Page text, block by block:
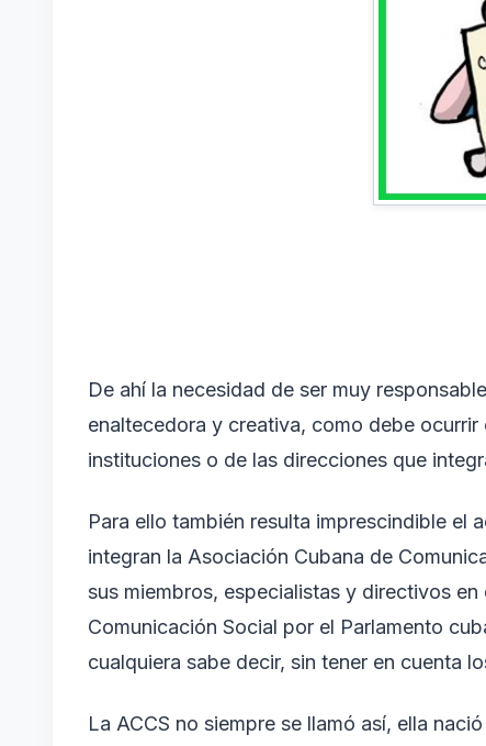
De ahí la necesidad de ser muy
enaltecedora y creativa, como debe
instituciones o de las direcciones que
Para ello también resulta imprescindible el
integran la Asociación Cubana de
sus miembros, especialistas y directivos
Comunicación Social por el Parlamento
cualquiera sabe decir, sin tener en cuenta
La ACCS no siempre se llamó así, ella